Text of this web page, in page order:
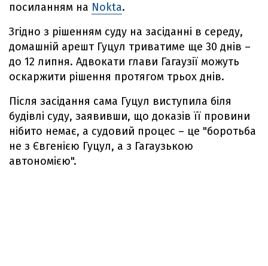
посиланням на Nokta.
Згідно з рішенням суду на засіданні в середу,
домашній арешт Гуцул триватиме ще 30 днів –
до 12 липня. Адвокати глави Гагаузії можуть
оскаржити рішення протягом трьох днів.
Після засідання сама Гуцул виступила біля
будівлі суду, заявивши, що доказів її провини
нібито немає, а судовий процес – це "боротьба
не з Євгенією Гуцул, а з Гагаузькою
автономією".